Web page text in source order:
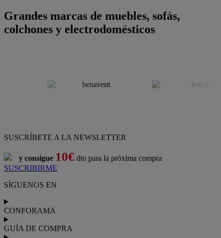
Grandes marcas de muebles, sofás,
colchones y electrodomésticos
SUSCRÍBETE A LA NEWSLETTER
y consigue 10€ dto para la próxima compra
SUSCRIBIRME
SÍGUENOS EN
CONFORAMA
GUÍA DE COMPRA